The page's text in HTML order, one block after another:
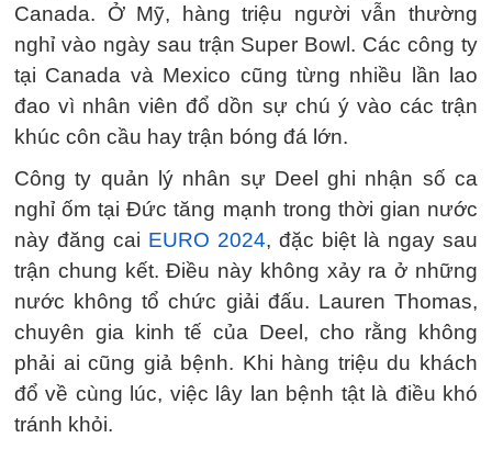
Canada. Ở Mỹ, hàng triệu người vẫn thường
nghỉ vào ngày sau trận Super Bowl. Các công ty
tại Canada và Mexico cũng từng nhiều lần lao
đao vì nhân viên đổ dồn sự chú ý vào các trận
khúc côn cầu hay trận bóng đá lớn.
Công ty quản lý nhân sự Deel ghi nhận số ca
nghỉ ốm tại Đức tăng mạnh trong thời gian nước
này đăng cai EURO 2024, đặc biệt là ngay sau
trận chung kết. Điều này không xảy ra ở những
nước không tổ chức giải đấu. Lauren Thomas,
chuyên gia kinh tế của Deel, cho rằng không
phải ai cũng giả bệnh. Khi hàng triệu du khách
đổ về cùng lúc, việc lây lan bệnh tật là điều khó
tránh khỏi.